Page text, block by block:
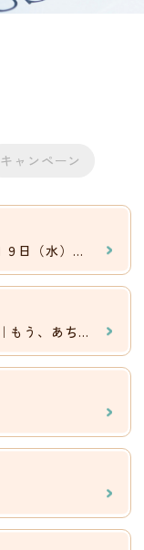
キャンペーン
８月１０日（月）～８月１９日（水）までのご予約の空き状況！！【新規の方へ】
​8月の診療日のお知らせ🗓️｜もう、あちこち通わなくて大丈夫。